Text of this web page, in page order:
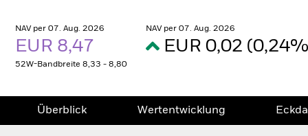
NAV per 07. Aug. 2026
EUR 8,47
52W-Bandbreite 8,33 - 8,80
NAV per 07. Aug. 2026
EUR 0,02
Überblick Wertentwicklung